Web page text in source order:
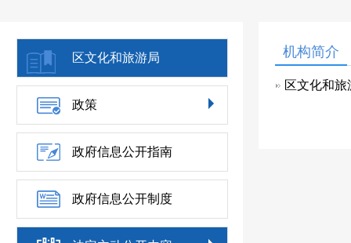
区文化和旅游局
政策
政府信息公开指南
政府信息公开制度
机构简介
区文化和